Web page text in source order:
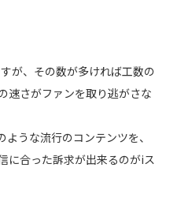
が、その数が多ければ工数の
速さがファンを取り逃がさな
うな流行のコンテンツを、
に合った訴求が出来るのがiス